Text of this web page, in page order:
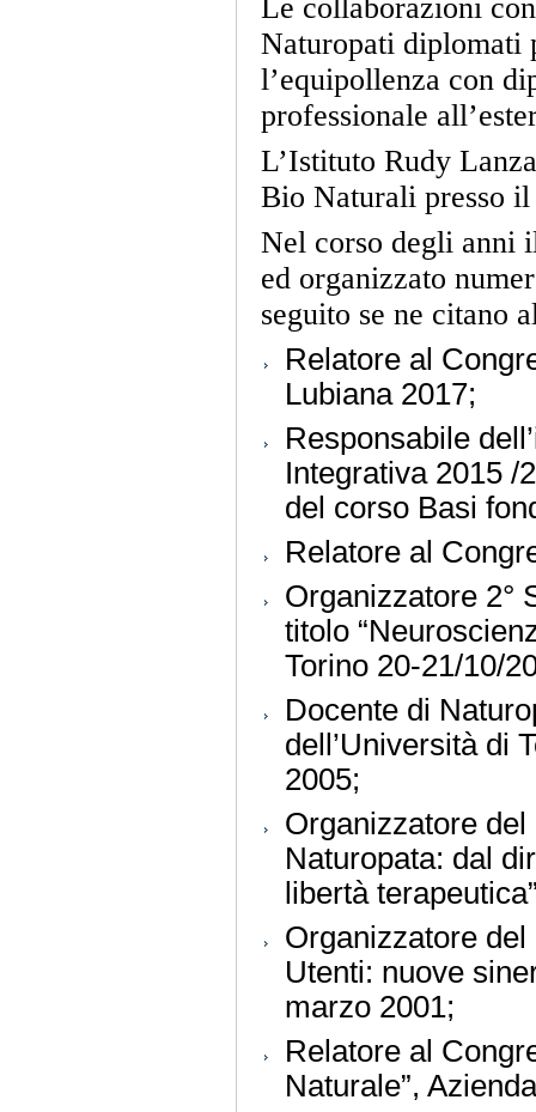
Le collaborazioni
Naturopati diplomati
l’equipollenza con
professionale
L’Istituto Rudy
Bio Naturali presso
Nel corso degli anni
ed organizzato
seguito se ne citano
Relatore al
Lubiana 2017;
Responsabile
Integrativa 2015 /
del corso Basi
Relatore al
Organizzatore 2°
titolo
Torino 20-21/10/
Docente di
dell’Università di
2005;
Organizzatore
Naturopata: dal
libertà
Organizzatore
Utenti: nuove
marzo 2001;
Relatore al
Naturale”,